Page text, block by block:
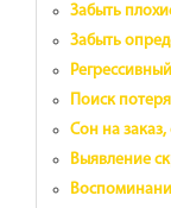
Забыть
Забыть
Поиск
Сон на
Выявление